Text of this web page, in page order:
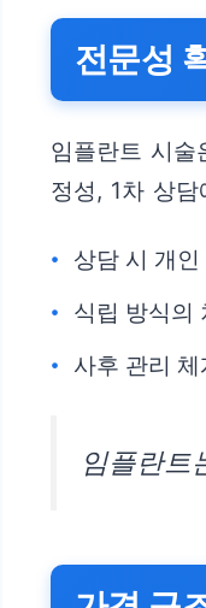
전문성
임플란트 시
정성, 1차 상
상담 시 개
식립 방식의
사후 관리
임플란트